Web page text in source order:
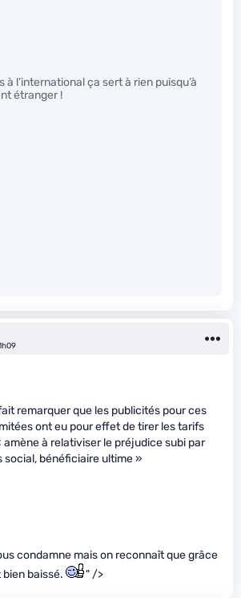
à l’international ça sert à rien puisqu’à
étranger !
remarquer que les publicités pour ces
ont eu pour effet de tirer les tarifs
amène à relativiser le préjudice subi par
social, bénéficiaire ultime »
condamne mais on reconnaît que grâce
baissé.
" />